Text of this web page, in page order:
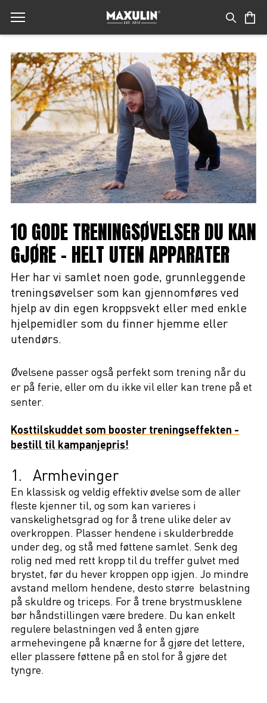
10 GODE TRENINGSØVELSER DU KAN
GJØRE - HELT UTEN APPARATER
Her har vi samlet noen gode, grunnleggende
treningsøvelser som kan gjennomføres ved
hjelp av din egen kroppsvekt eller med enkle
hjelpemidler som du finner hjemme eller
utendørs.
Øvelsene passer også perfekt som trening når du
er på ferie, eller om du ikke vil eller kan trene på et
senter.
Kosttilskuddet som booster treningseffekten -
bestill til kampanjepris!
1. Armhevinger
En klassisk og veldig effektiv øvelse som de aller
fleste kjenner til, og som kan varieres i
vanskelighetsgrad og for å trene ulike deler av
overkroppen. Plasser hendene i skulderbredde
under deg, og stå med føttene samlet. Senk deg
rolig ned med rett kropp til du treffer gulvet med
brystet, før du hever kroppen opp igjen. Jo mindre
avstand mellom hendene, desto større belastning
på skuldre og triceps. For å trene brystmusklene
bør håndstillingen være bredere. Du kan enkelt
regulere belastningen ved å enten gjøre
armehevingene på knærne for å gjøre det lettere,
eller plassere føttene på en stol for å gjøre det
tyngre.